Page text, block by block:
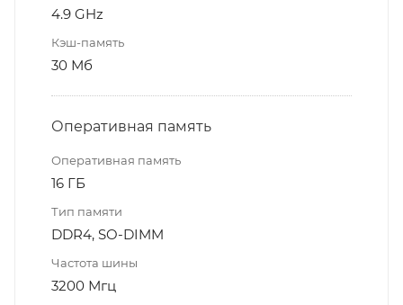
4.9 GHz
Кэш-память
30 Мб
Оперативная память
Оперативная память
16 ГБ
Тип памяти
DDR4, SO-DIMM
Частота шины
3200 Мгц